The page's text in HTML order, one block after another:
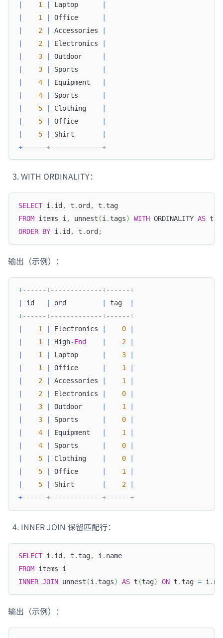
1 Laptop
1 Office
2 Accessories
2 Electronics
3 Outdoor
3 Sports
4 Equipment
4 Sports
5 Clothing
5 Office
5 Shirt
+------+-------------+
WITH ORDINALITY：
SELECT i . id , t . ord , t . tag
FROM items i , unnest (i . tags) WITH ORDINALITY AS t
ORDER BY i . id , t . ord ;
输出（示例）：
+------+-------------+------+
id ord tag
+------+-------------+------+
1 Electronics 0
1 High-End 2
1 Laptop 3
1 Office 1
2 Accessories 1
2 Electronics 0
3 Outdoor 1
3 Sports 0
4 Equipment 1
4 Sports 0
5 Clothing 0
5 Office 1
5 Shirt 2
+------+-------------+------+
INNER JOIN 保留匹配行：
SELECT i. id , t . tag, i. name
FROM items i
INNER JOIN unnest (i. tags) AS t (tag) ON t . tag = i.
输出（示例）：